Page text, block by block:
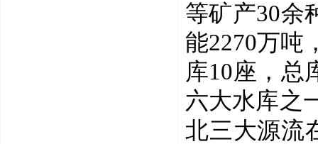
等矿产30余
能2270万吨
库10座，总
六大水库之
北三大源流